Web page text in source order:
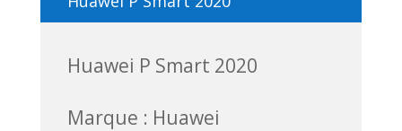
Huawei P Smart 2020
Marque : Huawei